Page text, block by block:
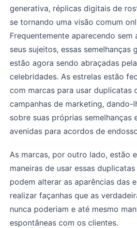
generativa, réplicas digitais de
se tornando uma visão comum
Frequentemente aparecendo sem
seus sujeitos, essas semelhanças
estão agora sendo abraçadas
celebridades. As estrelas estão
com marcas para usar duplicatas
campanhas de marketing, dando-
sobre suas próprias semelhanças
avenidas para acordos de
As marcas, por outro lado, estão
maneiras de usar essas
podem alterar as aparências das
realizar façanhas que as
nunca poderiam e até mesmo
espontâneas com os clientes.